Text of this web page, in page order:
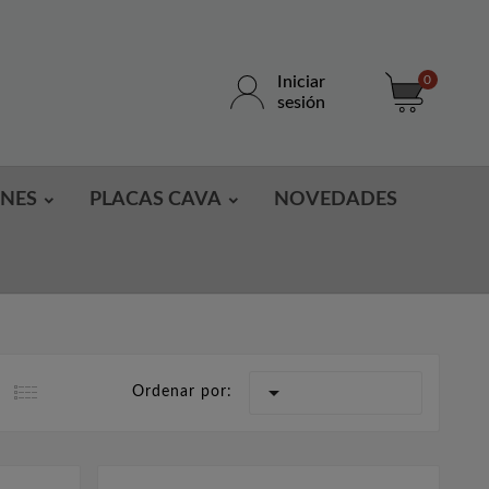
Iniciar
sesión
0
PLACAS CAVA NOVEDADES
Ordenar por: 